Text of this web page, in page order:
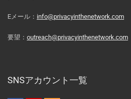
Eメール： info@privacyinthenetwork.com
要望： outreach@privacyinthenetwork.com
SNSアカウント一覧